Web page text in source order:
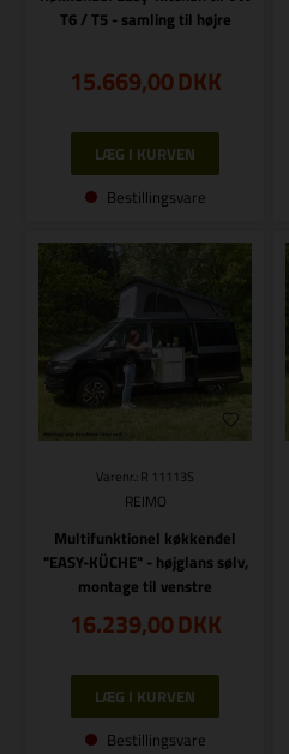
T6 / T5 - samling til højre
15.669,00DKK
Bestillingsvare
Varenr.: R 11113S
REIMO
Multifunktionel køkkendel
"EASY-KÜCHE" - højglans sølv,
montage til venstre
16.239,00DKK
Bestillingsvare